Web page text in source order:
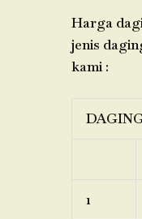
Harga
jenis
kami :
1